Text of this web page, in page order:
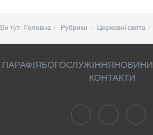
Ви тут: Головна Рубрики Церковні свята
ПАРАФІЯБОГОСЛУЖІННЯНОВИНИ
КОНТАКТИ